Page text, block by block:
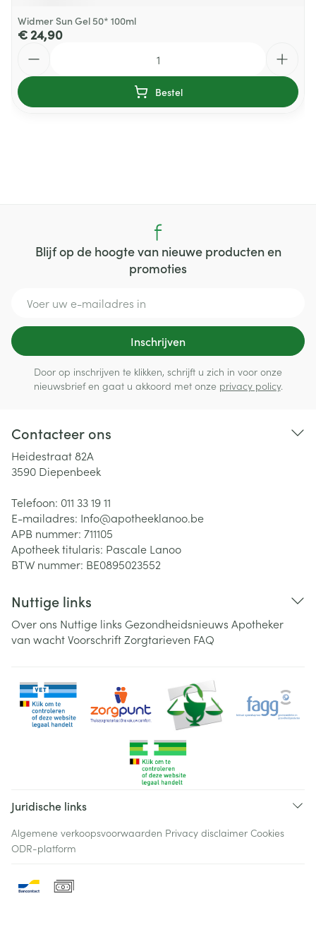
Widmer Sun Gel 50* 100ml
€ 24,90
Bestel
Blijf op de hoogte van nieuwe producten en
promoties
Inschrijven
Door op inschrijven te klikken, schrijft u zich in voor onze
nieuwsbrief en gaat u akkoord met onze privacy policy.
Contacteer ons
Heidestraat 82A
3590 Diepenbeek
Telefoon: 011 33 19 11
E-mailadres: Info@apotheeklanoo.be
APB nummer: 711105
Apotheek titularis: Pascale Lanoo
BTW nummer: BE0895023552
Nuttige links
Over ons Nuttige links Gezondheidsnieuws Apotheker
van wachtVoorschriftZorgtarieven FAQ
Juridische links
Algemene verkoopsvoorwaarden Privacy disclaimer Cookies
ODR-platform